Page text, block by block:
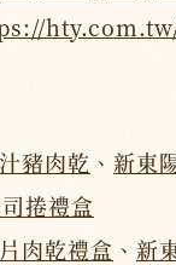
豬肉乾 、 新東
捲禮盒
肉乾禮盒 、 新